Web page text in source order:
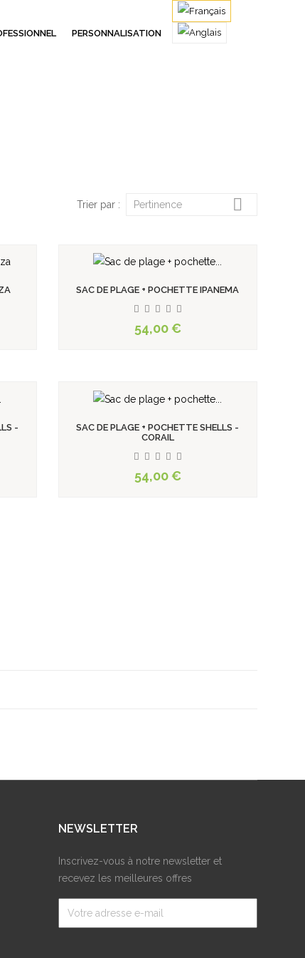
PERSONNALISATION
Trier par : Pertinence 
SAC DE PLAGE + POCHETTE IPANEMA
54,00 €
-
SAC DE PLAGE + POCHETTE SHELLS -
CORAIL
54,00 €
NEWSLETTER
Inscrivez-vous à notre newsletter et
recevez les meilleures offres